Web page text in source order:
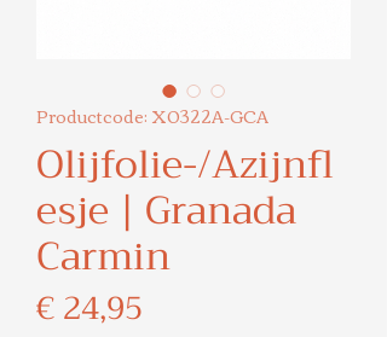
Productcode: X0322A-GCA
Olijfolie-/Azijnfl
esje | Granada
Carmin
€ 24,95